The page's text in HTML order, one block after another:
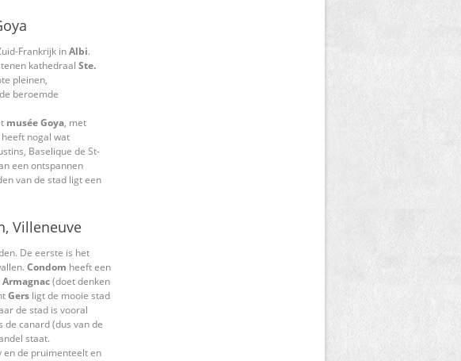
Frankrijk inAlbi.
kathedraal Ste.
pleinen,
beroemde
musée Goya, met
heeft nogal wat
Baselique de St-
een ontspannen
van de stad ligt een
Villeneuve
De eerste is het
Condom heeft een
Armagnac(doet denken
Gers ligt de mooie stad
de stad is vooral
canard (dus van de
staat.
en de pruimenteelt en